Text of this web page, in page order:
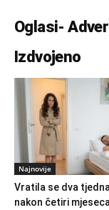
Oglasi-
Izdvojeno
Najnovije
Vratila se dva
nakon četiri mjeseca